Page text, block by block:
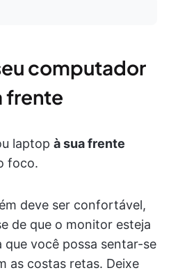
computador
frente
laptop à sua frente
foco.
deve ser confortável,
de que o monitor esteja
você possa sentar-se
as costas retas. Deixe